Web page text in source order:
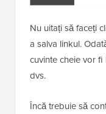
Nu uitați să faceți
a salva linkul.
cuvinte cheie vor
dvs.
Încă trebuie să